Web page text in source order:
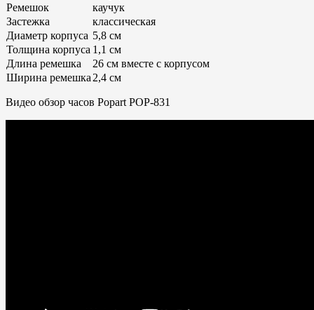
Ремешок
каучук
Застежка
классическая
Диаметр корпуса 5,8 см
Толщина корпуса 1,1 см
Длина ремешка
26 см вместе с корпусом
Ширина ремешка 2,4 см
Видео обзор часов Popart POP-831